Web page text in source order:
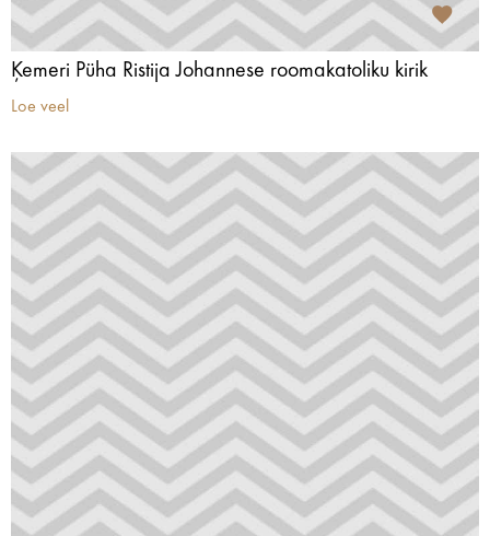
Ķemeri Püha Ristija Johannese roomakatoliku kirik
Loe veel